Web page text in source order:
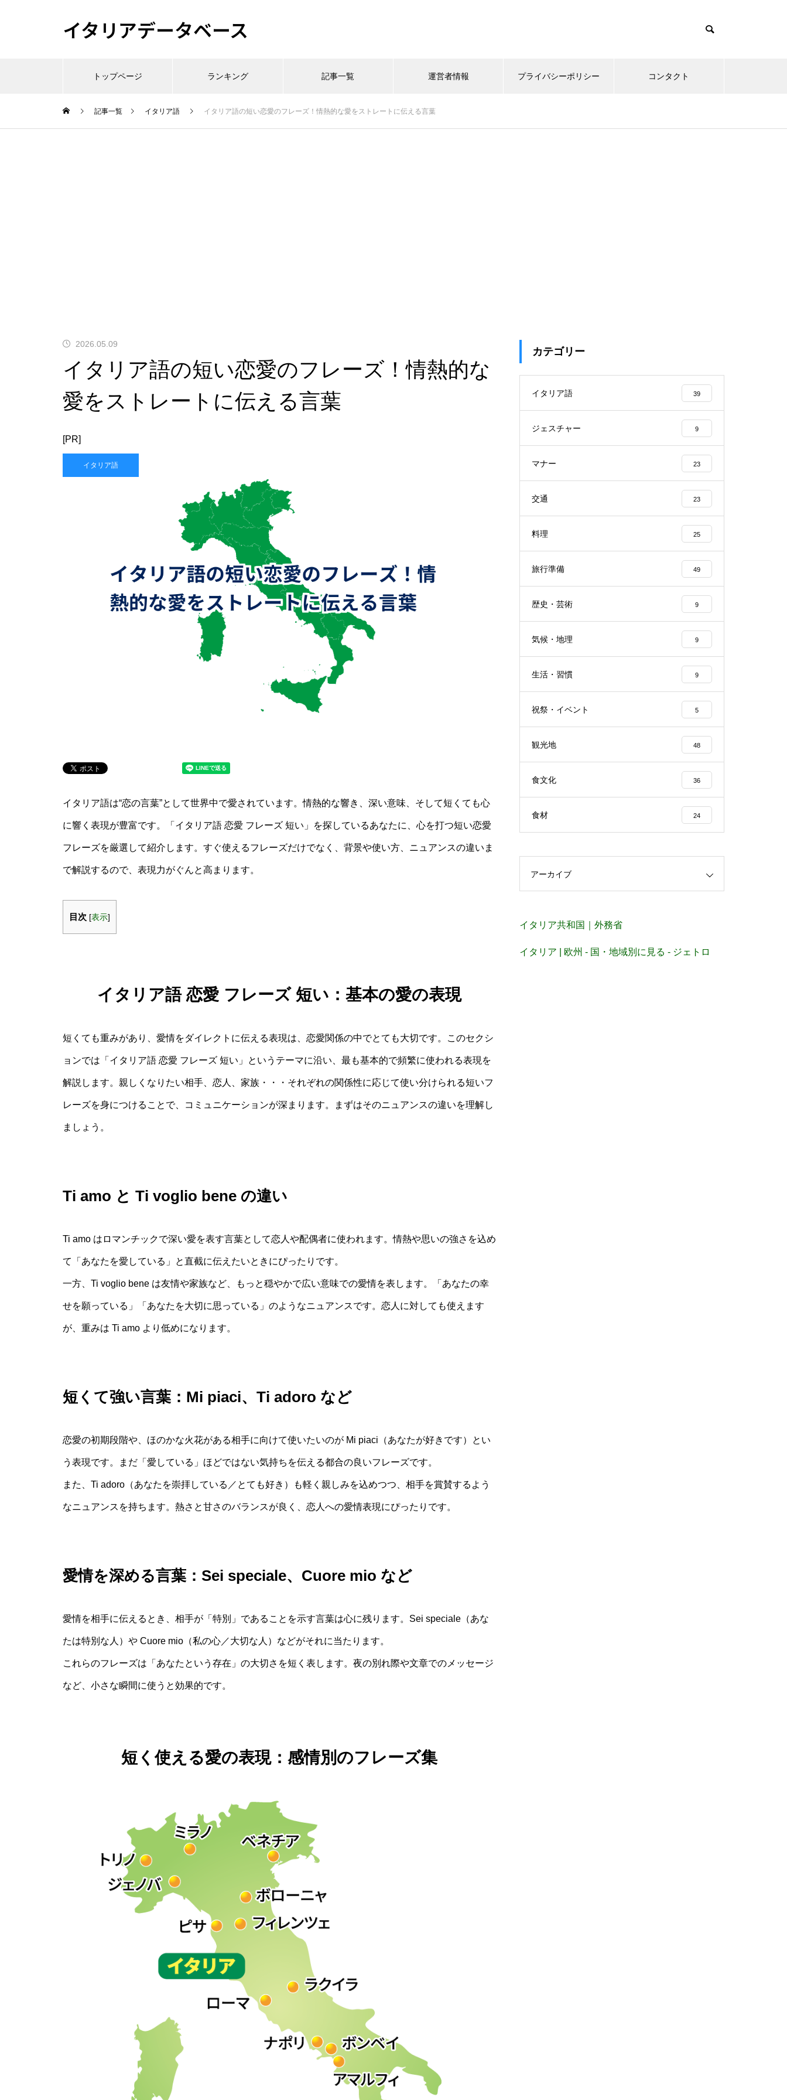
イタリアデータベース
トップページ ランキング 記事一覧 運営者情報 プライバシーポリシー コンタクト
記事一覧 イタリア語 イタリア語の短い恋愛のフレーズ！情熱的な愛をストレートに伝える言葉
2026.05.09
イタリア語の短い恋愛のフレーズ！情熱的な
愛をストレートに伝える言葉
[PR]
イタリア語
イタリア語は“恋の言葉”として世界中で愛されています。情熱的な響き、深い意味、そして短くても心
に響く表現が豊富です。「イタリア語 恋愛 フレーズ 短い」を探しているあなたに、心を打つ短い恋愛
フレーズを厳選して紹介します。すぐ使えるフレーズだけでなく、背景や使い方、ニュアンスの違いま
で解説するので、表現力がぐんと高まります。
目次 [表示]
イタリア語 恋愛 フレーズ 短い：基本の愛の表現
短くても重みがあり、愛情をダイレクトに伝える表現は、恋愛関係の中でとても大切です。このセクシ
ョンでは「イタリア語 恋愛 フレーズ 短い」というテーマに沿い、最も基本的で頻繁に使われる表現を
解説します。親しくなりたい相手、恋人、家族・・・それぞれの関係性に応じて使い分けられる短いフ
レーズを身につけることで、コミュニケーションが深まります。まずはそのニュアンスの違いを理解し
ましょう。
Ti amo と Ti voglio bene の違い
Ti amo はロマンチックで深い愛を表す言葉として恋人や配偶者に使われます。情熱や思いの強さを込め
て「あなたを愛している」と直截に伝えたいときにぴったりです。
一方、Ti voglio bene は友情や家族など、もっと穏やかで広い意味での愛情を表します。「あなたの幸
せを願っている」「あなたを大切に思っている」のようなニュアンスです。恋人に対しても使えます
が、重みは Ti amo より低めになります。
短くて強い言葉：Mi piaci、Ti adoro など
恋愛の初期段階や、ほのかな火花がある相手に向けて使いたいのが Mi piaci（あなたが好きです）とい
う表現です。まだ「愛している」ほどではない気持ちを伝える都合の良いフレーズです。
また、Ti adoro（あなたを崇拝している／とても好き）も軽く親しみを込めつつ、相手を賞賛するよう
なニュアンスを持ちます。熱さと甘さのバランスが良く、恋人への愛情表現にぴったりです。
愛情を深める言葉：Sei speciale、Cuore mio など
愛情を相手に伝えるとき、相手が「特別」であることを示す言葉は心に残ります。Sei speciale（あな
たは特別な人）や Cuore mio（私の心／大切な人）などがそれに当たります。
これらのフレーズは「あなたという存在」の大切さを短く表します。夜の別れ際や文章でのメッセージ
など、小さな瞬間に使うと効果的です。
短く使える愛の表現：感情別のフレーズ集
カテゴリー
イタリア語 39
ジェスチャー 9
マナー 23
交通 23
料理 25
旅行準備 49
歴史・芸術 9
気候・地理 9
生活・習慣 9
祝祭・イベント 5
観光地 48
食文化 36
食材 24
アーカイブ
イタリア共和国｜外務省
イタリア | 欧州 - 国・地域別に見る - ジェトロ